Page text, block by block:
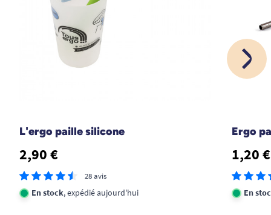
L'ergo paille silicone
2,90 €
28 avis
En stock, expédié aujourd'hui
Ergo
1,20 €
En